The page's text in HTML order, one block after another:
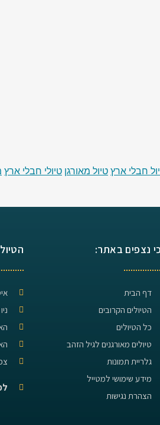
חבלי ארץ טיול מאורגן טיולי חבלי ארץ
נצפים באתר:
דף הבית
הטיולים הקרובים
כל הטיולים
טיולים מאורגנים לגיל הזהב
גלריית תמונות
מידע שימושי למטייל
הצהרת נגישות